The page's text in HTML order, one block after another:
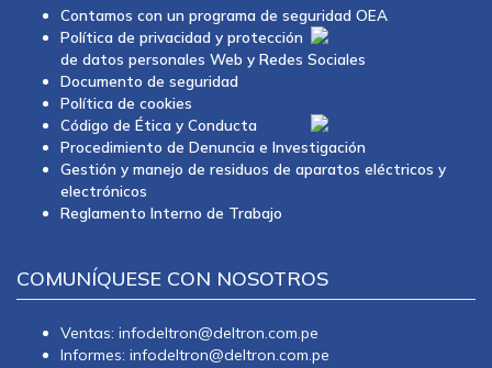
Contamos con un programa de seguridad OEA
Política de privacidad y protección
de datos personales Web y Redes Sociales
Documento de seguridad
Política de cookies
Código de Ética y Conducta
Procedimiento de Denuncia e Investigación
Gestión y manejo de residuos de aparatos eléctricos y
electrónicos
Reglamento Interno de Trabajo
COMUNÍQUESE CON NOSOTROS
Ventas: infodeltron@deltron.com.pe
Informes: infodeltron@deltron.com.pe